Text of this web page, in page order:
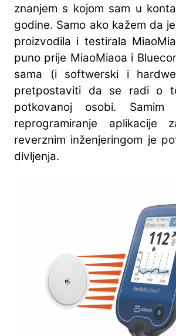
znanjem s kojom sam u
godine. Samo ako kažem da
proizvodila i testirala
puno prije MiaoMiaoa i
sama (i softwerski i
pretpostaviti da se radi o
potkovanoj osobi. Samim
reprogramiranje aplikacije
reverznim inženjeringom je
divljenja.